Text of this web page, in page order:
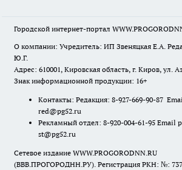
Городской интернет-портал
О компании: Учредитель: ИП Звеняцкая Е.А.
Ю.Г.
Адрес: 610001, Кировская область, г. Киров, ул.
Знак информационной продукции: 16+
Контакты: Редакция: 8-927-669-90-87
red@pg52.ru
Рекламный отдел: 8-920-004-61-95 Email
st@pg52.ru
Сетевое издание WWW.PROGORODNN.RU
(ВВВ.ПРОГОРОДНН.РУ). Регистрация РКН: №: